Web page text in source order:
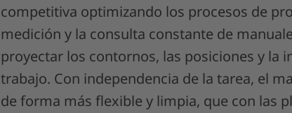
competitiva optimizando los procesos de
medición y la consulta constante de
proyectar los contornos, las posiciones y la
trabajo. Con independencia de la tarea, el
de forma más flexible y limpia, que con las